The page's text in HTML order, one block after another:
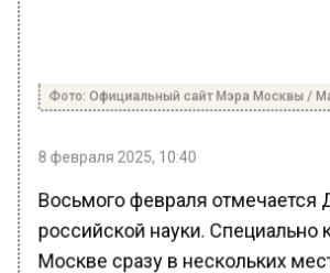
Фото: Официальный сайт Мэра Москвы /
8 февраля 2025, 10:40
Восьмого февраля отмечается
российской науки. Специально
Москве сразу в нескольких